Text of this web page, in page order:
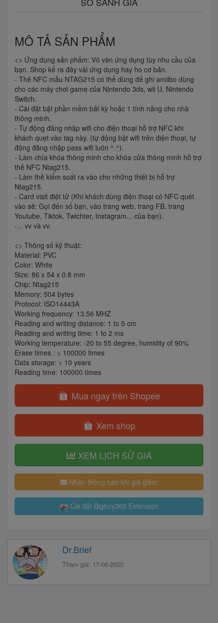
MÔ TẢ SẢN PHẨM
<> Ứng dụng sản phẩm: Vô vàn ứng dụng tùy nhu cầu của
bạn. Shop kể ra đây vài ứng dụng hay ho cơ bản.
- Thẻ NFC mẫu NTAG215 có thể dùng để ghi amiibo dùng
cho các máy chơi game của Nintendo 3ds, wii U, Nintendo
Switch.
- Cài đặt bật phần mềm bất kỳ hoặc 1 tính năng cho nhà
thông minh.
- Tự động đăng nhập wifi cho điện thoại hỗ trợ NFC khi
khách quẹt vào tag này. (tự động bật wifi trên điện thoại, tự
động đăng nhập pass wifi luôn ^.^).
- Làm chìa khóa thông minh cho khóa cửa thông minh hỗ trợ
thẻ NFC Ntag215.
- Làm thẻ kiểm soát ra vào cho những thiết bị hỗ trợ
Ntag215.
- Card visit điệt tử (Khi khách dùng điện thoại có NFC quét
vào sẽ: Gọi đến số bạn, vào trang web, trang FB, trang
Youtube, Tiktok, Twichter, Instagram... của bạn).
-... vv và vv.
<> Thông số kỹ thuật:
Material: PVC
Color: White
Size: 86 x 54 x 0.8 mm
Chip: Ntag215
Memory: 504 bytes
Protocol: ISO14443A
Working frequency: 13.56 MHZ
Reading and writing distance: 1 to 5 cm
Reading and writing time: 1 to 2 ms
Working temperature: -20 to 55 degree, humidity of 90%
Erase times : > 100000 times
Data storage: > 10 years
Reading time: 100000 times
Mua ngay trên Shopee
Xem shop
XEM LỊCH SỬ GIÁ
Nhận thông báo khi giá giảm
Cài đặt Bigbuy360 Extension
Dr.Brief
Tham gia: 17-06-2020